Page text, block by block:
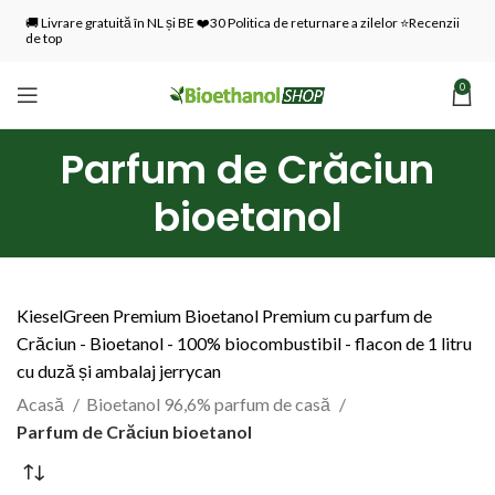
🚚 Livrare gratuită în NL și BE ❤️30 Politica de returnare a zilelor ⭐Recenzii
de top
0
Parfum de Crăciun
bioetanol
KieselGreen Premium Bioetanol Premium cu parfum de
Crăciun - Bioetanol - 100% biocombustibil - flacon de 1 litru
cu duză și ambalaj jerrycan
Acasă
Bioetanol 96,6% parfum de casă
Parfum de Crăciun bioetanol